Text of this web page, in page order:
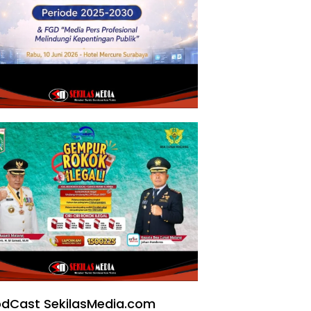
SekilasMedia.com